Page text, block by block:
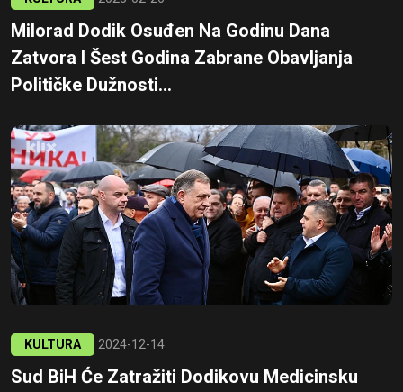
Milorad Dodik Osuđen Na Godinu Dana
Zatvora I Šest Godina Zabrane Obavljanja
Političke Dužnosti...
KULTURA 2024-12-14
Sud BiH Će Zatražiti Dodikovu Medicinsku